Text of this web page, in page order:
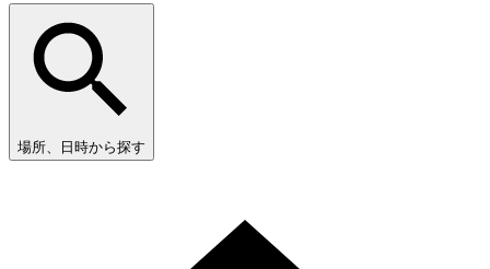
場所、日時から探す